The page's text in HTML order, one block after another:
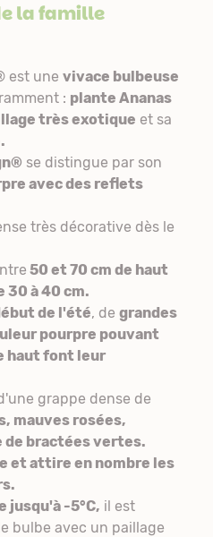
la famille
est une vivace bulbeuse
: plante Ananas
très exotique et sa
se distingue par son
avec des reflets
très décorative dès le
50 et 70 cm de haut
30 à 40 cm.
de l'été, de grandes
pourpre pouvant
haut font leur
grappe dense de
mauves rosées,
de bractées vertes.
et attire en nombre les
jusqu'à -5°C, il est
bulbe avec un paillage